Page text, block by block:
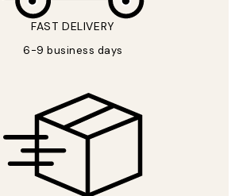
FAST DELIVERY
6-9 business days